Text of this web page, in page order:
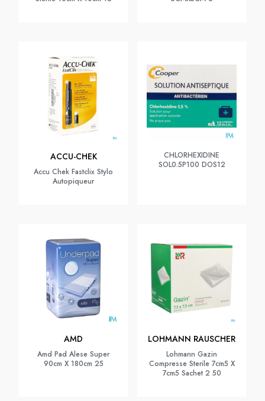
ACCU-CHEK
Accu Chek Fastclix Stylo
Autopiqueur
CHLORHEXIDINE
SOL0.5P100 DOS12
AMD
Amd Pad Alese Super
90cm X 180cm 25
LOHMANN RAUSCHER
Lohmann Gazin
Compresse Sterile 7cm5 X
7cm5 Sachet 2 50